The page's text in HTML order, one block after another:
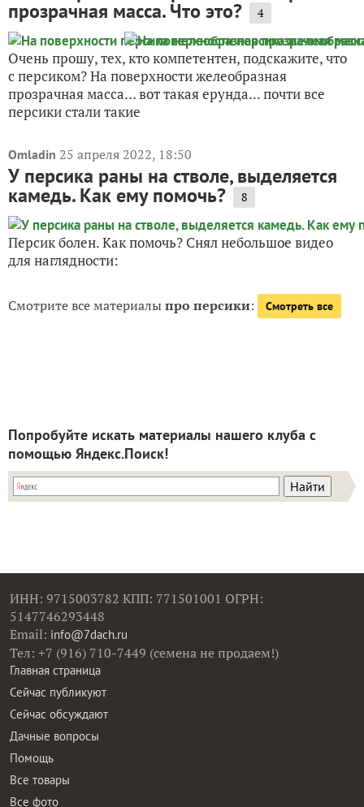
прозрачная масса. Что это? 4
Очень прошу, тех, кто компетентен, подскажите, что
с персиком? На поверхности желеобразная
прозрачная масса… вот такая ерунда... почти все
персики стали такие
Omladin 25 апреля 2022, 18:50
У персика раны на стволе, выделяется
камедь. Как ему помочь? 8
Персик болен. Как помочь? Снял небольшое видео
для наглядности:
Смотрите все материалыпро персики: Смотреть все
Попробуйте искать материалы нашего клуба с
помощью Яндекс.Поиск!
ИНН: 9715003782 КПП: 771501001 ОГРН:
5147746293448
Email: info@7dach.ru
Тел: +7 (916) 710-7449 (семена не продаем!)
Главная страница
Сейчас публикуют
Сейчас обсуждают
Дачные вопросы
Помощь
Все товары
Все фото